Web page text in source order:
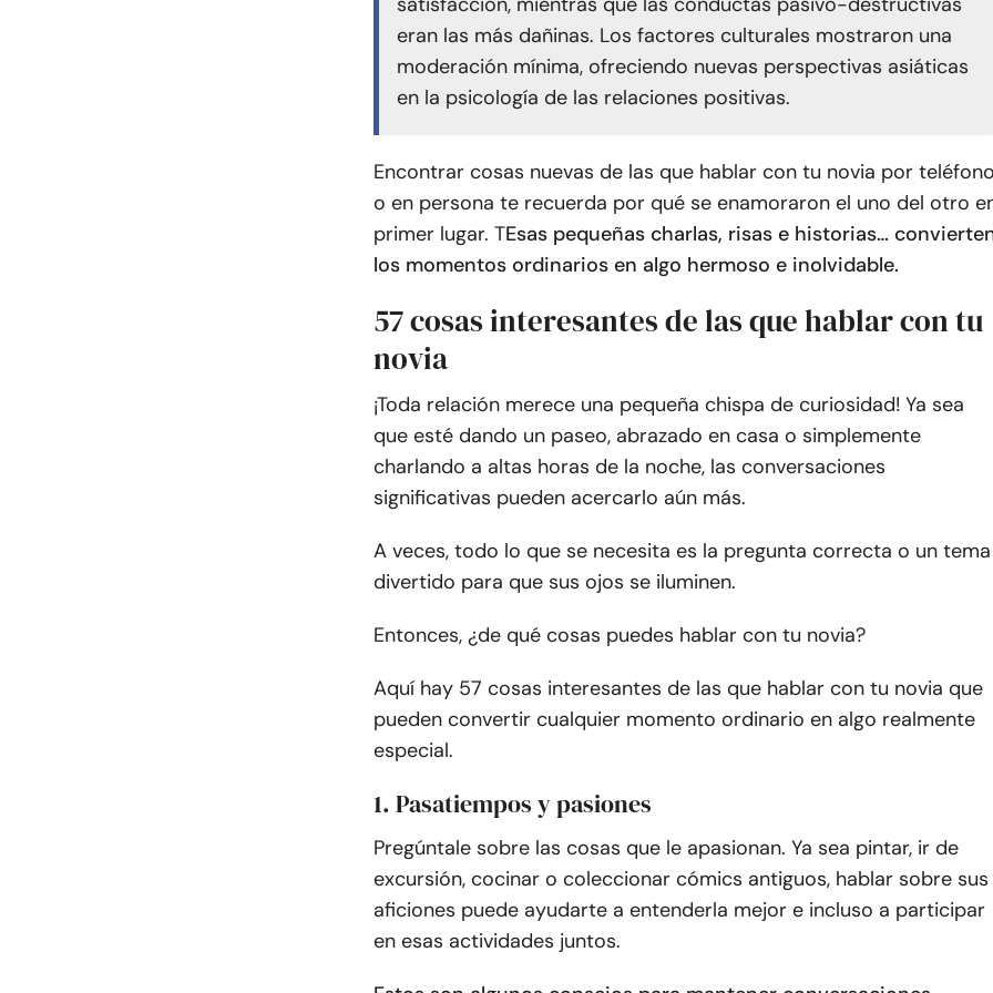
eran las más dañinas. Los factores culturales mostraron una
moderación mínima, ofreciendo nuevas perspectivas asiáticas
en la psicología de las relaciones positivas.
Encontrar cosas nuevas de las que hablar con tu novia por teléfono
o en persona te recuerda por qué se enamoraron el uno del otro
primer lugar. TEsas pequeñas charlas, risas e historias…
los momentos ordinarios en algo hermoso e inolvidable.
57 cosas interesantes de las que hablar con tu
novia
¡Toda relación merece una pequeña chispa de curiosidad! Ya sea
que esté dando un paseo, abrazado en casa o simplemente
charlando a altas horas de la noche, las conversaciones
significativas pueden acercarlo aún más.
A veces, todo lo que se necesita es la pregunta correcta o un tema
divertido para que sus ojos se iluminen.
Entonces, ¿de qué cosas puedes hablar con tu novia?
Aquí hay 57 cosas interesantes de las que hablar con tu novia que
pueden convertir cualquier momento ordinario en algo realmente
especial.
1. Pasatiempos y pasiones
Pregúntale sobre las cosas que le apasionan. Ya sea pintar, ir de
excursión, cocinar o coleccionar cómics antiguos, hablar sobre sus
aficiones puede ayudarte a entenderla mejor e incluso a participar
en esas actividades juntos.